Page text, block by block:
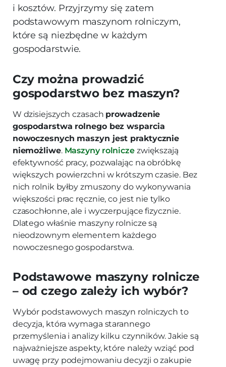
i kosztów. Przyjrzymy się zatem
podstawowym maszynom rolniczym,
które są niezbędne w każdym
gospodarstwie.
Czy można prowadzić
gospodarstwo bez maszyn?
W dzisiejszych czasach prowadzenie
gospodarstwa rolnego bez wsparcia
nowoczesnych maszyn jest praktycznie
niemożliwe. Maszyny rolniczezwiększają
efektywność pracy, pozwalając na obróbkę
większych powierzchni w krótszym czasie. Bez
nich rolnik byłby zmuszony do wykonywania
większości prac ręcznie, co jest nie tylko
czasochłonne, ale i wyczerpujące fizycznie.
Dlatego właśnie maszyny rolnicze są
nieodzownym elementem każdego
nowoczesnego gospodarstwa.
Podstawowe maszyny rolnicze
– od czego zależy ich wybór?
Wybór podstawowych maszyn rolniczych to
decyzja, która wymaga starannego
przemyślenia i analizy kilku czynników. Jakie są
najważniejsze aspekty, które należy wziąć pod
uwagę przy podejmowaniu decyzji o zakupie